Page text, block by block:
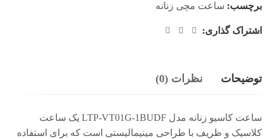
برچسب: ساعت مچی زنانه
اشتراک گذاری:
توضیحات نظرات (0)
ساعت کاسیو زنانه مدل LTP-VT01G-1BUDF یک ساعت
کلاسیک و ظریف با طراحی مینیمالیستی است که برای استفاده